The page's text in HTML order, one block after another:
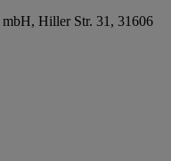
mbH, Hiller Str. 31, 31606